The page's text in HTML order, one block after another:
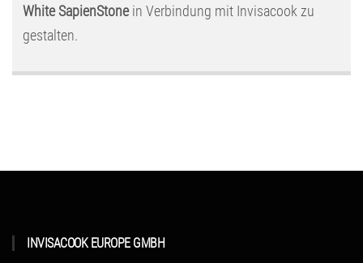
White SapienStonein Verbindung mit Invisacook zu
gestalten.
INVISACOOK EUROPE GMBH